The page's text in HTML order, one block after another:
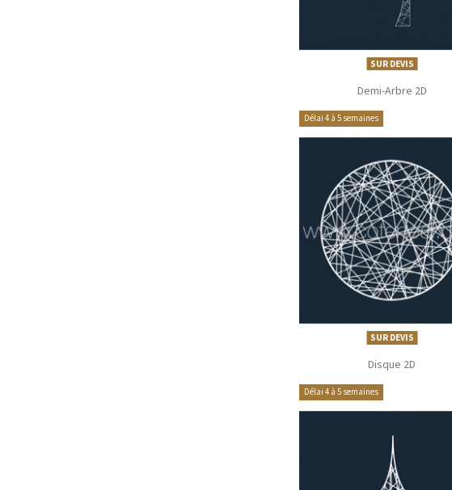
SUR DEVIS
Demi-Arbre 2D
Délai 4 à 5 semaines
SUR DEVIS
Disque 2D
Délai 4 à 5 semaines